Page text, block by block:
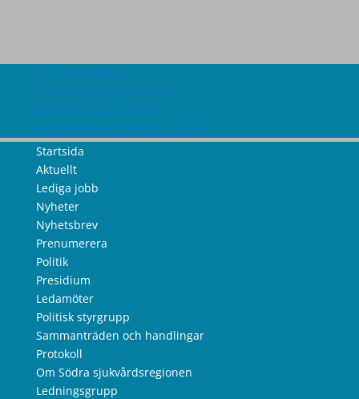
Om webbplatsen
Tillgänglighetsredogörelse
Information om cookies
Information om personuppgifter
Startsida
Aktuellt
Lediga jobb
Nyheter
Nyhetsbrev
Prenumerera
Politik
Presidium
Ledamöter
Politisk styrgrupp
Sammanträden och handlingar
Protokoll
Om Södra sjukvårdsregionen
Ledningsgrupp